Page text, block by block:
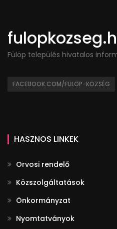
Fülöp település hivatalos
FACEBOOK.COM/FÜLÖP-KÖZSÉG
HASZNOS LINKEK
Orvosi rendelő
Közszolgáltatások
Önkormányzat
Nyomtatványok